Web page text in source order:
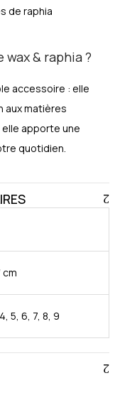
de raphia
& raphia ?
accessoire : elle
aux matières
apporte une
quotidien.
cm
5, 6, 7, 8, 9